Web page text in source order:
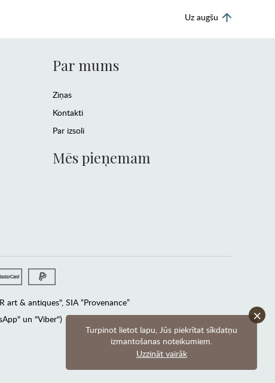
Turpinot lietot lapu, Jūs piekrītat sīkdatņu
izmantošanas noteikumiem.
Uzzināt vairāk
×
Uz augšu
Par mums
Ziņas
Kontakti
Par izsoli
Mēs pieņemam
& antiques", SIA “Provenance”
un "Viber")